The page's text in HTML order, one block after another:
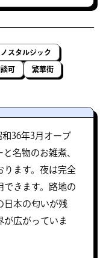
ノスタルジック
可 繁華街
36年3月オープ
名物のお雑煮、
ります。夜は完全
できます。路地の
日本の匂いが残
が広がっていま